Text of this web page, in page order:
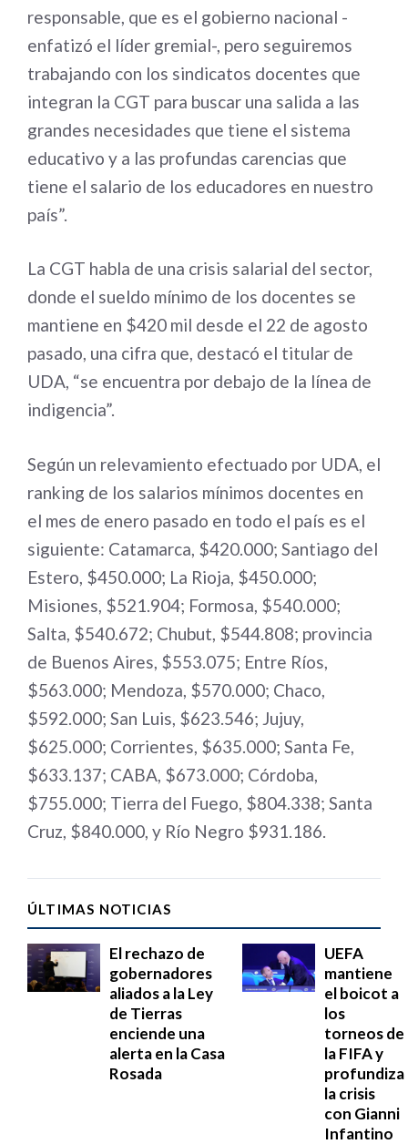
responsable, que es el gobierno nacional -
enfatizó el líder gremial-, pero seguiremos
trabajando con los sindicatos docentes que
integran la CGT para buscar una salida a las
grandes necesidades que tiene el sistema
educativo y a las profundas carencias que
tiene el salario de los educadores en nuestro
país”.
La CGT habla de una crisis salarial del sector,
donde el sueldo mínimo de los docentes se
mantiene en $420 mil desde el 22 de agosto
pasado, una cifra que, destacó el titular de
UDA, “se encuentra por debajo de la línea de
indigencia”.
Según un relevamiento efectuado por UDA, el
ranking de los salarios mínimos docentes en
el mes de enero pasado en todo el país es el
siguiente: Catamarca, $420.000; Santiago del
Estero, $450.000; La Rioja, $450.000;
Misiones, $521.904; Formosa, $540.000;
Salta, $540.672; Chubut, $544.808; provincia
de Buenos Aires, $553.075; Entre Ríos,
$563.000; Mendoza, $570.000; Chaco,
$592.000; San Luis, $623.546; Jujuy,
$625.000; Corrientes, $635.000; Santa Fe,
$633.137; CABA, $673.000; Córdoba,
$755.000; Tierra del Fuego, $804.338; Santa
Cruz, $840.000, y Río Negro $931.186.
ÚLTIMAS NOTICIAS
El rechazo de
gobernadores
aliados a la Ley
de Tierras
enciende una
alerta en la Casa
Rosada
UEFA
mantiene
el boicot a
los
torneos de
la FIFA y
profundiza
la crisis
con Gianni
Infantino